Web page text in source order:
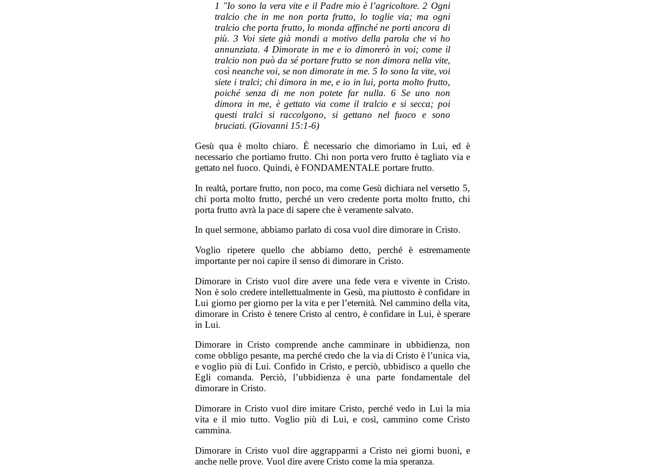
1 "Io sono la vera vite e il Padre mio è l’agricoltore. 2 Ogni
tralcio che in me non porta frutto, lo toglie via; ma ogni
tralcio che porta frutto, lo monda affinché ne portiancora di
più. 3 Voi siete già mondi a motivo della parola che vi ho
annunziata. 4 Dimorate in me e io dimorerò in voi; come il
tralcio non può da sé portare frutto se non dimora nella vite,
così neanche voi, se non dimorate in me. 5 Io sono la vite, voi
siete i tralci; chi dimora in me, e io in lui, porta molto frutto,
poiché senza di me non potete far nulla. 6 Se uno non
dimora in me, è gettato via come il tralcio e si secca; poi
questi tralci si raccolgono, si gettano nel fuoco e sono
bruciati. (Giovanni 15:1-6)
Gesù qua è molto chiaro. È necessario che dimoriamo in Lui, ed è
necessario che portiamo frutto. Chi non porta vero frutto è tagliato via e
gettato nel fuoco. Quindi, è FONDAMENTALE portare frutto.
In realtà, portare frutto, non poco, ma come Gesù dichiara nel versetto 5,
chi porta molto frutto, perché un vero credente porta molto frutto, chi
porta frutto avrà la pace di sapere che è veramente salvato.
In quel sermone, abbiamo parlato di cosa vuol dire dimorare in Cristo.
Voglio ripetere quello che abbiamo detto, perché è estremamente
importante per noi capire il senso di dimorare in Cristo.
Dimorare in Cristo vuol dire avere una fede vera e vivente in Cristo.
Non è solo credere intellettualmente in Gesù, ma piuttosto è confidare in
Lui giorno per giorno per la vita e per l’eternità. Nel cammino della vita,
dimorare in Cristo è tenere Cristo al centro, è confidare in Lui, è sperare
in Lui.
Dimorare in Cristo comprende anche camminare in ubbidienza, non
come obbligo pesante, ma perché credo che la via di Cristo è l’unica via,
e voglio più di Lui. Confido in Cristo, e perciò, ubbidisco a quello che
Egli comanda. Perciò, l’ubbidienza è una parte fondamentale del
dimorare in Cristo.
Dimorare in Cristo vuol dire imitare Cristo, perché vedo in Lui la mia
vita e il mio tutto. Voglio più di Lui, e così, cammino come Cristo
cammina.
Dimorare in Cristo vuol dire aggrapparmi a Cristo nei giorni buoni, e
anche nelle prove. Vuol dire avere Cristo come la mia speranza.